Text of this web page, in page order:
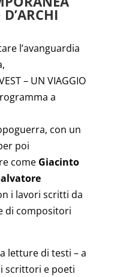
l’avanguardia
– UN VIAGGIO
a
con un
poi
comeGiacinto
i lavori scritti da
di compositori
letture di testi – a
scrittori e poeti